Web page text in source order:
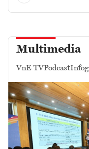
Multimedia
VnE TVPodcast